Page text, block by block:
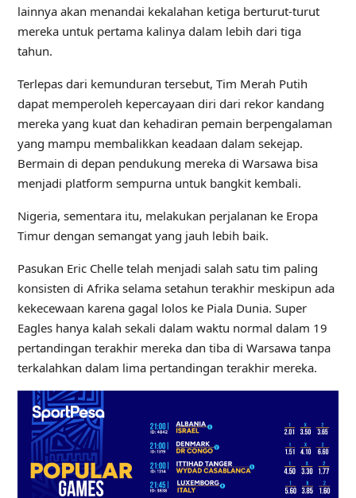
lainnya akan menandai kekalahan ketiga berturut-turut
mereka untuk pertama kalinya dalam lebih dari tiga
tahun.
Terlepas dari kemunduran tersebut, Tim Merah Putih
dapat memperoleh kepercayaan diri dari rekor kandang
mereka yang kuat dan kehadiran pemain berpengalaman
yang mampu membalikkan keadaan dalam sekejap.
Bermain di depan pendukung mereka di Warsawa bisa
menjadi platform sempurna untuk bangkit kembali.
Nigeria, sementara itu, melakukan perjalanan ke Eropa
Timur dengan semangat yang jauh lebih baik.
Pasukan Eric Chelle telah menjadi salah satu tim paling
konsisten di Afrika selama setahun terakhir meskipun ada
kekecewaan karena gagal lolos ke Piala Dunia. Super
Eagles hanya kalah sekali dalam waktu normal dalam 19
pertandingan terakhir mereka dan tiba di Warsawa tanpa
terkalahkan dalam lima pertandingan terakhir mereka.